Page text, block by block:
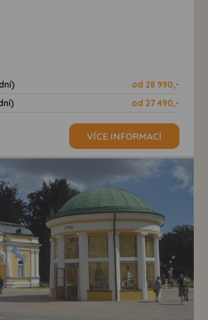
od 28 990,-
od 27 490,-
VÍCE INFORMACÍ